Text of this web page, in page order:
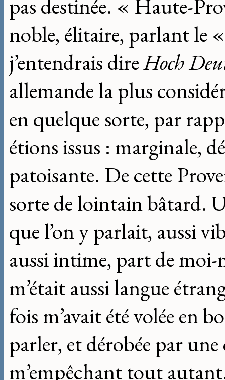
pas destinée. « Haute-
noble, élitaire, parlant le
j’entendrais direHoch
allemande la plus
en quelque sorte, par
étions issus : marginale,
patoisante. De cette
sorte de lointain bâtard.
que l’on y parlait, aussi
aussi intime, part de
m’était aussi langue
fois m’avait été volée en
parler, et dérobée par
m’empêchant tout